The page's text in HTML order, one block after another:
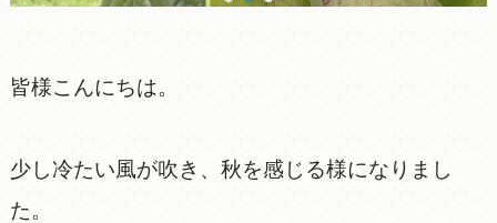
皆様こんにちは。
少し冷たい風が吹き、秋を感じる様になりまし
た。